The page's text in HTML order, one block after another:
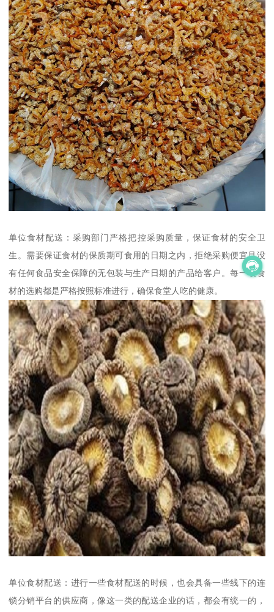
单位食材配送：采购部门严格把控采购质量，保证食材的安全卫
生。需要保证食材的保质期可食用的日期之内，拒绝采购便宜且没
有任何食品安全保障的无包装与生产日期的产品给客户。每一项食
材的选购都是严格按照标准进行，确保食堂人吃的健康。
单位食材配送：进行一些食材配送的时候，也会具备一些线下的连
锁分销平台的供应商，像这一类的配送企业的话，都会有统一的，